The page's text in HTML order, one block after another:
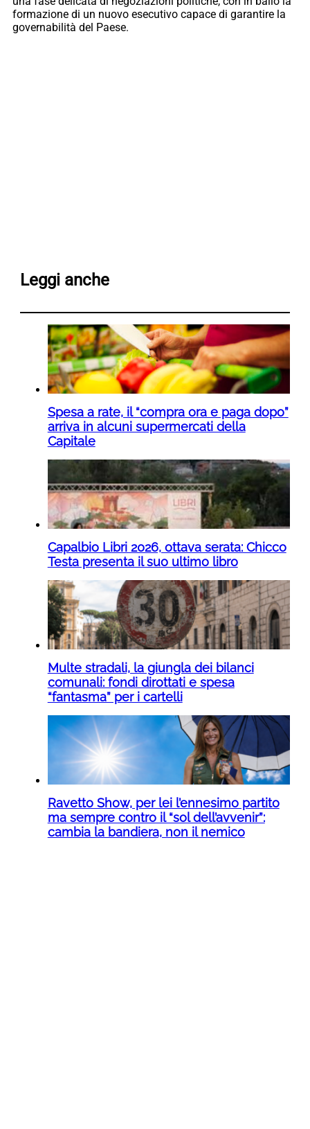
formazione di un nuovo esecutivo capace di garantire la
governabilità del Paese.
Leggi anche
Spesa a rate, il “compra ora e paga dopo”
arriva in alcuni supermercati della
Capitale
Capalbio Libri 2026, ottava serata: Chicco
Testa presenta il suo ultimo libro
Multe stradali, la giungla dei bilanci
comunali: fondi dirottati e spesa
“fantasma” per i cartelli
Ravetto Show, per lei l’ennesimo partito
ma sempre contro il “sol dell’avvenir”:
cambia la bandiera, non il nemico